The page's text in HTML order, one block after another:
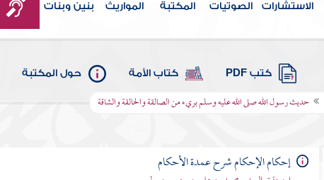
الاستشارات الصوتيات المكتبة المواريث بنين وبنات
كتب PDF كتاب الأمة حول المكتبة
حديث رسول الله صلى الله عليه وسلم بريء من الصالقة والحالقة والشاقة
إحكام الإحكام شرح عمدة الأحكام